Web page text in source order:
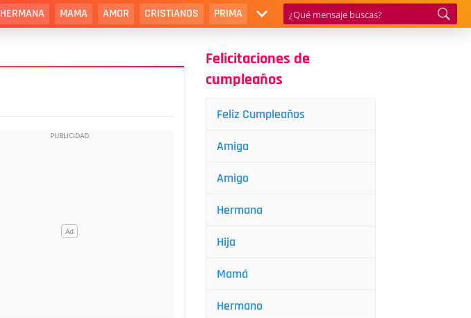
HERMANA MAMA AMOR CRISTIANOS PRIMA
Felicitaciones de
cumpleaños
Feliz Cumpleaños
Amiga
Amigo
Hermana
Hija
Mamá
Hermano